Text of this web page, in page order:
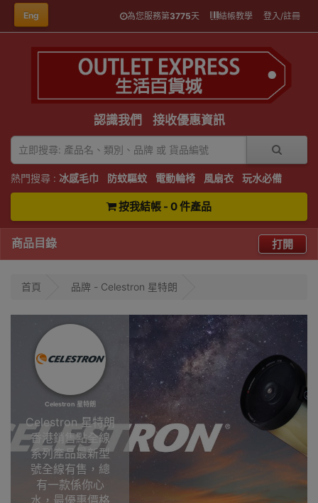
Eng 為您服務第3775天 結帳教學 登入/註冊
認識我們 接收優惠資訊
熱門搜尋 : 冰感毛巾 防蚊驅蚊 電動輪椅 風扇衣 玩水必備
按我結帳 - 0 件產品
商品目錄 打開
首頁 品牌 - Celestron 星特朗
Celestron 星特朗
Celestron 星特朗
香港銷售點全線
系列產品最新型
號全線有售，總
有一款係你心
水，最優惠價格